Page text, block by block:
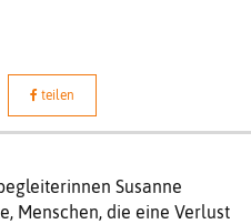
teilen
Susanne
Menschen, die eine Verlust